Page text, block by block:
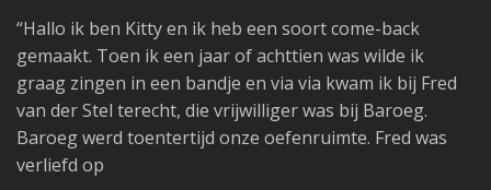
“Hallo ik ben Kitty en ik heb een soort come-back
gemaakt. Toen ik een jaar of achttien was wilde ik
graag zingen in een bandje en via via kwam ik bij Fred
van der Stel terecht, die vrijwilliger was bij Baroeg.
Baroeg werd toentertijd onze oefenruimte. Fred was
verliefd op